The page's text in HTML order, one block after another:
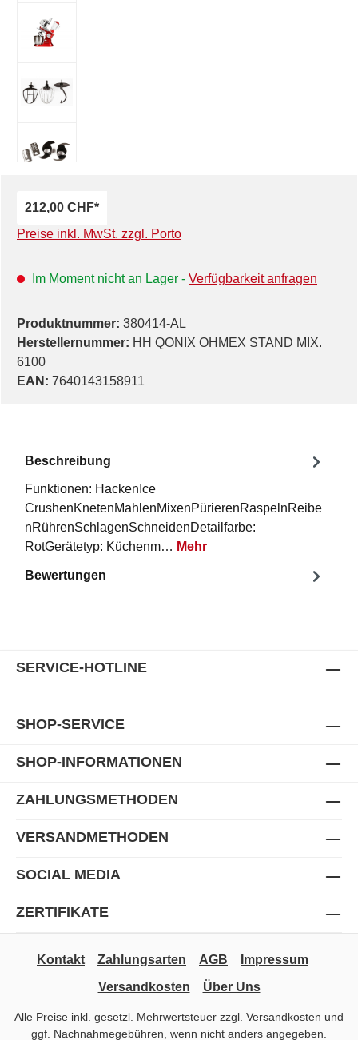
212,00 CHF*
Preise inkl. MwSt. zzgl. Porto
Im Moment nicht an Lager - Verfügbarkeit anfragen
Produktnummer: 380414-AL
Herstellernummer: HH QONIX OHMEX STAND MIX.
6100
EAN: 7640143158911
Beschreibung
Funktionen: HackenIce
CrushenKnetenMahlenMixenPürierenRaspelnReibe
nRührenSchlagenSchneidenDetailfarbe:
RotGerätetyp: Küchenm… Mehr
Bewertungen
SERVICE-HOTLINE
SHOP-SERVICE
SHOP-INFORMATIONEN
ZAHLUNGSMETHODEN
VERSANDMETHODEN
SOCIAL MEDIA
ZERTIFIKATE
Kontakt Zahlungsarten AGB
Impressum
Versandkosten
Über Uns
Alle Preise inkl. gesetzl. Mehrwertsteuer zzgl. Versandkosten und
ggf. Nachnahmegebühren, wenn nicht anders angegeben.